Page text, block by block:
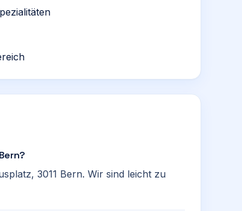
3011 Bern. Wir sind leicht zu